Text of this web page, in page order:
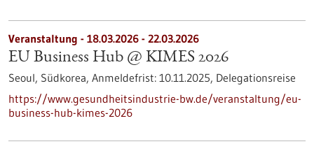
Veranstaltung - 18.03.2026 - 22.03.2026
EU Business Hub @ KIMES 2026
Seoul, Südkorea, Anmeldefrist: 10.11.2025, Delegationsreise
https://www.gesundheitsindustrie-bw.de/veranstaltung/eu-
business-hub-kimes-2026